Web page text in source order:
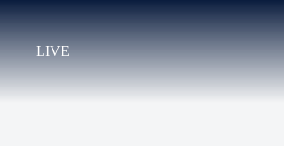
LIVE